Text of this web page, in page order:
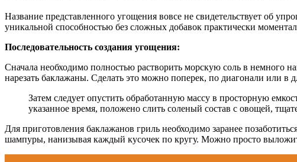
Название представленного угощения вовсе не свидетельствует об
уникальной способностью без сложных добавок практически
Последовательность создания угощения:
Сначала необходимо полностью растворить морскую соль в немного
нарезать баклажаны. Сделать это можно поперек, по диагонали или
Затем следует опустить обработанную массу в просторную
указанное время, положено слить соленый состав с овощей,
Для приготовления баклажанов гриль необходимо заранее
шампуры, нанизывая каждый кусочек по кругу. Можно просто